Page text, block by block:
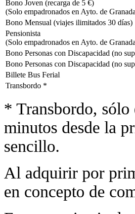
Bono Joven (recarga de 5 €)
(Solo empadronados en Ayto. de
Bono Mensual (viajes ilimitados 30 días)
Pensionista
(Solo empadronados en Ayto. de
Bono Personas con Discapacidad (no
Bono Personas con Discapacidad (no
Billete Bus Ferial
Transbordo *
* Transbordo, sólo
minutos desde la
sencillo.
Al adquirir por
en concepto de